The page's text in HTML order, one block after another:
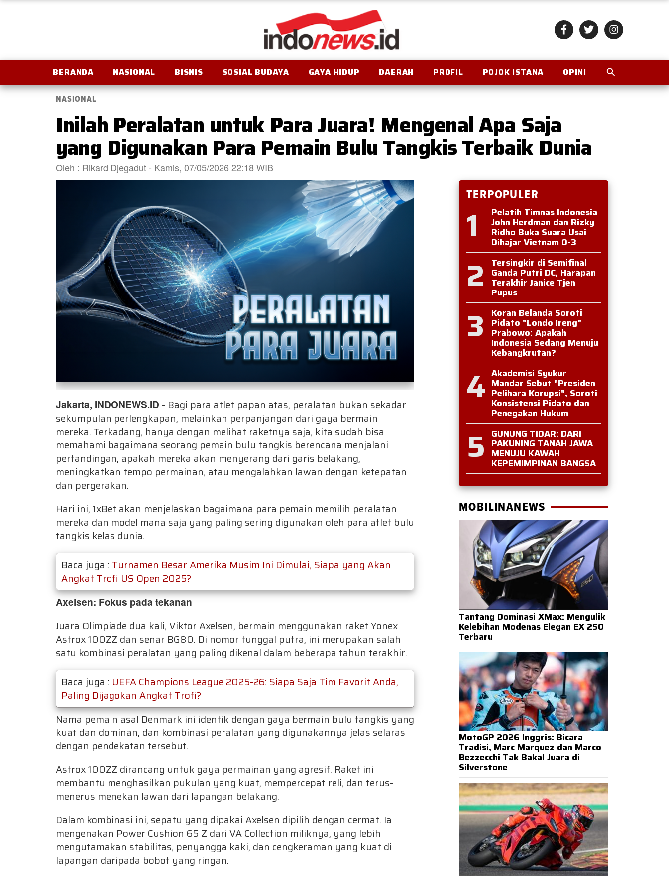
BERANDA NASIONAL BISNIS SOSIAL BUDAYA GAYA HIDUP DAERAH PROFIL POJOK ISTANA OPINI
NASIONAL
Inilah Peralatan untuk Para Juara! Mengenal Apa Saja
yang Digunakan Para Pemain Bulu Tangkis Terbaik Dunia
Oleh : Rikard Djegadut - Kamis, 07/05/2026 22:18 WIB
Jakarta, INDONEWS.ID - Bagi para atlet papan atas, peralatan bukan sekadar
sekumpulan perlengkapan, melainkan perpanjangan dari gaya bermain
mereka. Terkadang, hanya dengan melihat raketnya saja, kita sudah bisa
memahami bagaimana seorang pemain bulu tangkis berencana menjalani
pertandingan, apakah mereka akan menyerang dari garis belakang,
meningkatkan tempo permainan, atau mengalahkan lawan dengan ketepatan
dan pergerakan.
Hari ini, 1xBet akan menjelaskan bagaimana para pemain memilih peralatan
mereka dan model mana saja yang paling sering digunakan oleh para atlet bulu
tangkis kelas dunia.
Baca juga : Turnamen Besar Amerika Musim Ini Dimulai, Siapa yang Akan
Angkat Trofi US Open 2025?
Axelsen: Fokus pada tekanan
Juara Olimpiade dua kali, Viktor Axelsen, bermain menggunakan raket Yonex
Astrox 100ZZ dan senar BG80. Di nomor tunggal putra, ini merupakan salah
satu kombinasi peralatan yang paling dikenal dalam beberapa tahun terakhir.
Baca juga : UEFA Champions League 2025-26: Siapa Saja Tim Favorit Anda,
Paling Dijagokan Angkat Trofi?
Nama pemain asal Denmark ini identik dengan gaya bermain bulu tangkis yang
kuat dan dominan, dan kombinasi peralatan yang digunakannya jelas selaras
dengan pendekatan tersebut.
Astrox 100ZZ dirancang untuk gaya permainan yang agresif. Raket ini
membantu menghasilkan pukulan yang kuat, mempercepat reli, dan terus-
menerus menekan lawan dari lapangan belakang.
Dalam kombinasi ini, sepatu yang dipakai Axelsen dipilih dengan cermat. Ia
mengenakan Power Cushion 65 Z dari VA Collection miliknya, yang lebih
mengutamakan stabilitas, penyangga kaki, dan cengkeraman yang kuat di
lapangan daripada bobot yang ringan.
TERPOPULER
1 Pelatih Timnas Indonesia
John Herdman dan Rizky
Ridho Buka Suara Usai
Dihajar Vietnam 0-3
2 Tersingkir di Semifinal
Ganda Putri DC, Harapan
Terakhir Janice Tjen
Pupus
3 Koran Belanda Soroti
Pidato "Londo Ireng"
Prabowo: Apakah
Indonesia Sedang Menuju
Kebangkrutan?
4 Akademisi Syukur
Mandar Sebut "Presiden
Pelihara Korupsi", Soroti
Konsistensi Pidato dan
Penegakan Hukum
5 GUNUNG TIDAR: DARI
PAKUNING TANAH JAWA
MENUJU KAWAH
KEPEMIMPINAN BANGSA
MOBILINANEWS
Tantang Dominasi XMax: Mengulik
Kelebihan Modenas Elegan EX 250
Terbaru
MotoGP 2026 Inggris: Bicara
Tradisi, Marc Marquez dan Marco
Bezzecchi Tak Bakal Juara di
Silverstone